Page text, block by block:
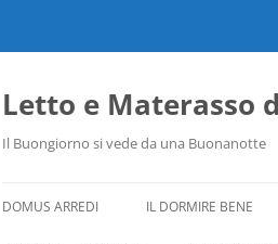
Vai
Letto e Materasso
Il Buongiorno si vede da una Buonanotte
DOMUS ARREDI IL DORMIRE BENE